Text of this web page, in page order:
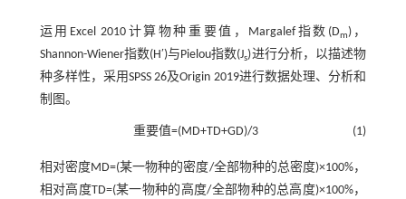
运用Excel 2010计算物种重要值，Margalef指数(Dm)，
Shannon-Wiener指数(H′)与Pielou指数(Js)进行分析，以描述物
种多样性，采用SPSS 26及Origin 2019进行数据处理、分析和
制图。
重要值=(MD+TD+GD)/3 (1)
相对密度MD=(某一物种的密度/全部物种的总密度)×100%，
相对高度TD=(某一物种的高度/全部物种的总高度)×100%，